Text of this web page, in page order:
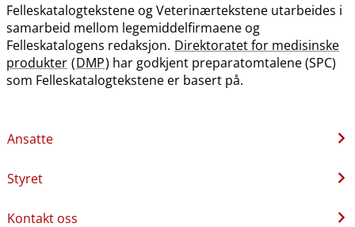
Felleskatalogtekstene og Veterinærtekstene utarbeides i
samarbeid mellom legemiddelfirmaene og
Felleskatalogens redaksjon. Direktoratet for medisinske
produkter (DMP) har godkjent preparatomtalene (SPC)
som Felleskatalogtekstene er basert på.
Ansatte
Styret
Kontakt oss